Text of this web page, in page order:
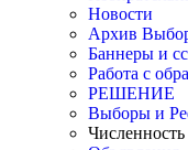
Новости
Архив
Баннеры и
Работа с
РЕШЕНИЕ
Выборы и
Численность